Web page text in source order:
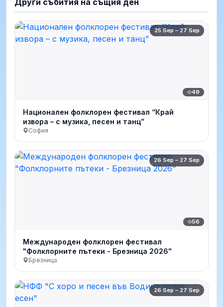
25 Sep – 27 Sep
49
Национален фолклорен фестивал “Край
извора – с музика, песен и танц”
София
26 Sep – 27 Sep
56
Международен фолклорен фестивал
"Фолклорните пътеки - Брезница 2026"
Брезница
26 Sep – 27 Sep